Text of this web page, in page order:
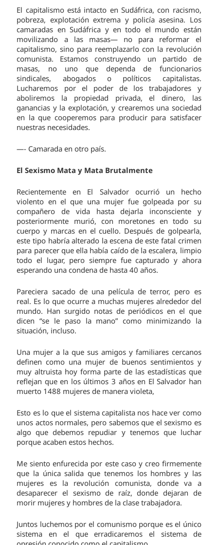
El capitalismo está intacto en Sudáfrica, con racismo,
pobreza, explotación extrema y policía asesina. Los
camaradas en Sudáfrica y en todo el mundo están
movilizando a las masas— no para reformar el
capitalismo, sino para reemplazarlo con la revolución
comunista. Estamos construyendo un partido de
masas, no uno que dependa de funcionarios
sindicales, abogados o políticos capitalistas.
Lucharemos por el poder de los trabajadores y
aboliremos la propiedad privada, el dinero, las
ganancias y la explotación, y crearemos una sociedad
en la que cooperemos para producir para satisfacer
nuestras necesidades.
—- Camarada en otro país.
El Sexismo Mata y Mata Brutalmente
Recientemente en El Salvador ocurrió un hecho
violento en el que una mujer fue golpeada por su
compañero de vida hasta dejarla inconsciente y
posteriormente murió, con moretones en todo su
cuerpo y marcas en el cuello. Después de golpearla,
este tipo habría alterado la escena de este fatal crimen
para parecer que ella había caído de la escalera, limpio
todo el lugar, pero siempre fue capturado y ahora
esperando una condena de hasta 40 años.
Pareciera sacado de una película de terror, pero es
real. Es lo que ocurre a muchas mujeres alrededor del
mundo. Han surgido notas de periódicos en el que
dicen “se le paso la mano” como minimizando la
situación, incluso.
Una mujer a la que sus amigos y familiares cercanos
definen como una mujer de buenos sentimientos y
muy altruista hoy forma parte de las estadísticas que
reflejan que en los últimos 3 años en El Salvador han
muerto 1488 mujeres de manera violeta,
Esto es lo que el sistema capitalista nos hace ver como
unos actos normales, pero sabemos que el sexismo es
algo que debemos repudiar y tenemos que luchar
porque acaben estos hechos.
Me siento enfurecida por este caso y creo firmemente
que la única salida que tenemos los hombres y las
mujeres es la revolución comunista, donde va a
desaparecer el sexismo de raíz, donde dejaran de
morir mujeres y hombres de la clase trabajadora.
Juntos luchemos por el comunismo porque es el único
sistema en el que erradicaremos el sistema de